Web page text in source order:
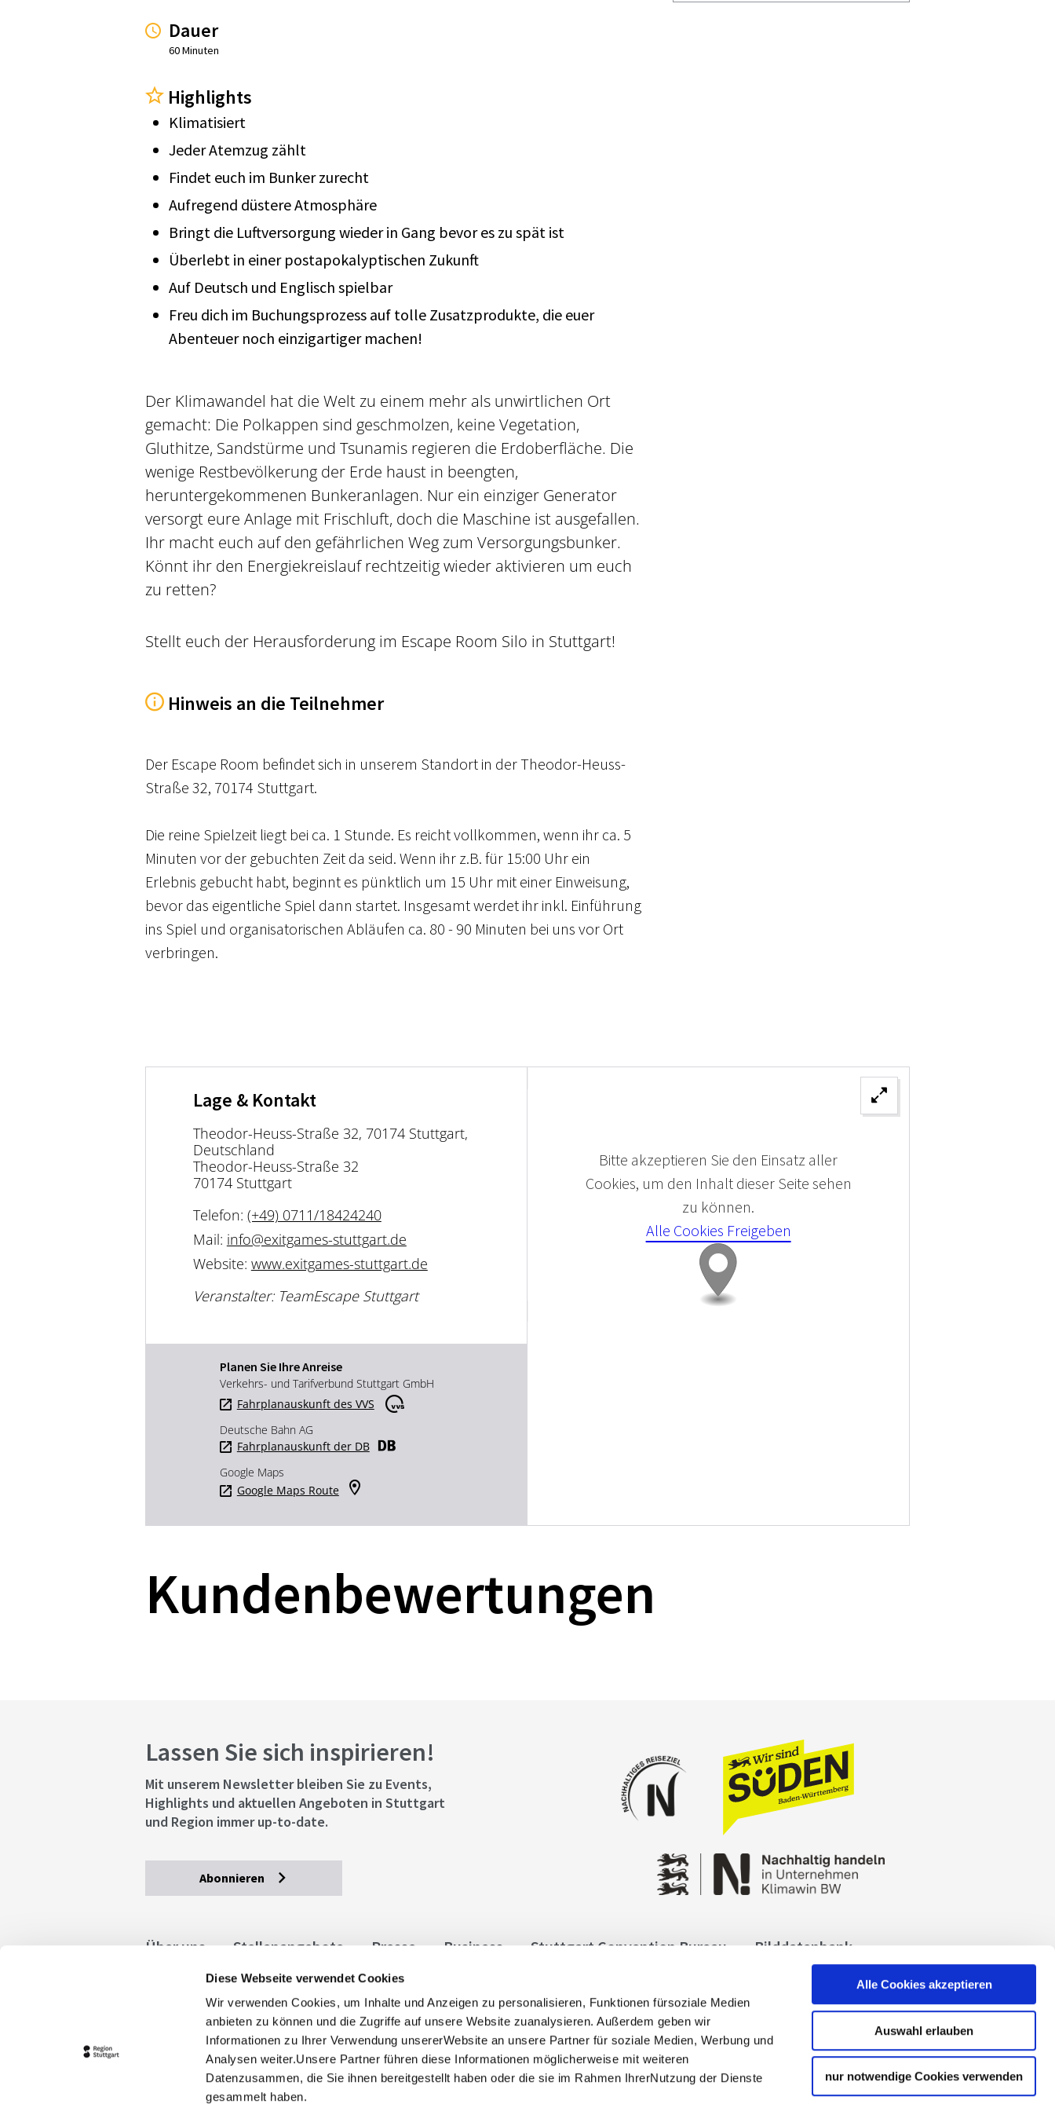
Diese Webseite verwendet Cookies
Wir verwenden Cookies, um Inhalte und Anzeigen zu personalisieren, Funktionen fürsoziale Medien
anbieten zu können und die Zugriffe auf unsere Website zuanalysieren. Außerdem geben wir
Informationen zu Ihrer Verwendung unsererWebsite an unsere Partner für soziale Medien, Werbung und
Analysen weiter.Unsere Partner führen diese Informationen möglicherweise mit weiteren
Datenzusammen, die Sie ihnen bereitgestellt haben oder die sie im Rahmen IhrerNutzung der Dienste
gesammelt haben.
Alle Cookies akzeptieren
Auswahl erlauben
nur notwendige Cookies verwenden
Dauer
60 Minuten
Highlights
Klimatisiert
Jeder Atemzug zählt
Findet euch im Bunker zurecht
Aufregend düstere Atmosphäre
Bringt die Luftversorgung wieder in Gang bevor es zu spät ist
Überlebt in einer postapokalyptischen Zukunft
Auf Deutsch und Englisch spielbar
Freu dich im Buchungsprozess auf tolle Zusatzprodukte, die euer
Abenteuer noch einzigartiger machen!
Der Klimawandel hat die Welt zu einem mehr als unwirtlichen Ort
gemacht: Die Polkappen sind geschmolzen, keine Vegetation,
Gluthitze, Sandstürme und Tsunamis regieren die Erdoberfläche. Die
wenige Restbevölkerung der Erde haust in beengten,
heruntergekommenen Bunkeranlagen. Nur ein einziger Generator
versorgt eure Anlage mit Frischluft, doch die Maschine ist ausgefallen.
Ihr macht euch auf den gefährlichen Weg zum Versorgungsbunker.
Könnt ihr den Energiekreislauf rechtzeitig wieder aktivieren um euch
zu retten?
Stellt euch der Herausforderung im Escape Room Silo in Stuttgart!
Hinweis an die Teilnehmer
Der Escape Room befindet sich in unserem Standort in der Theodor-Heuss-
Straße 32, 70174 Stuttgart.
Die reine Spielzeit liegt bei ca. 1 Stunde. Es reicht vollkommen, wenn ihr ca. 5
Minuten vor der gebuchten Zeit da seid. Wenn ihr z.B. für 15:00 Uhr ein
Erlebnis gebucht habt, beginnt es pünktlich um 15 Uhr mit einer Einweisung,
bevor das eigentliche Spiel dann startet. Insgesamt werdet ihr inkl. Einführung
ins Spiel und organisatorischen Abläufen ca. 80 - 90 Minuten bei uns vor Ort
Lage & Kontakt
Theodor-Heuss-Straße 32, 70174 Stuttgart,
Deutschland
Theodor-Heuss-Straße 32
70174 Stuttgart
Telefon: (+49) 0711/18424240
Mail: info@exitgames-stuttgart.de
Website: www.exitgames-stuttgart.de
Veranstalter: TeamEscape Stuttgart
Planen Sie Ihre Anreise
Verkehrs- und Tarifverbund Stuttgart GmbH
Fahrplanauskunft des VVS
Deutsche Bahn AG
Fahrplanauskunft der DB
Google Maps
Google Maps Route
Bitte akzeptieren Sie den Einsatz aller
Cookies, um den Inhalt dieser Seite sehen
zu können.
Alle Cookies Freigeben
Kundenbewertungen
Lassen Sie sich inspirieren!
Mit unserem Newsletter bleiben Sie zu Events,
Highlights und aktuellen Angeboten in Stuttgart
und Region immer up-to-date.
Abonnieren
Über uns Stellenangebote Presse Business Stuttgart Convention Bureau
Bilddatenbank
Allgemeine Geschäftsbedingungen
stuttgart.de
Barrierefreiheit